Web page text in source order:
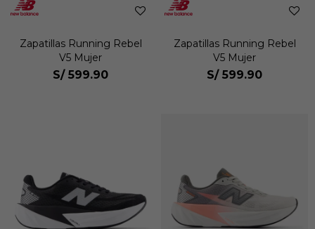
Zapatillas Running Rebel
V5 Mujer
S/ 599.90
Zapatillas Running Rebel
V5 Mujer
S/ 599.90